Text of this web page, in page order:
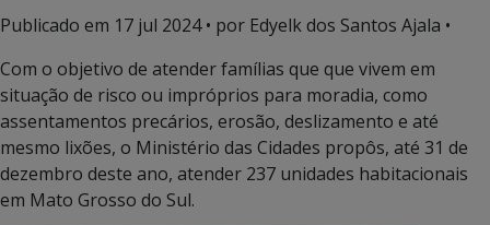
Publicado em 17 jul 2024• por Edyelk dos Santos Ajala •
Com o objetivo de atender famílias que que vivem em
situação de risco ou impróprios para moradia, como
assentamentos precários, erosão, deslizamento e até
mesmo lixões, o Ministério das Cidades propôs, até 31 de
dezembro deste ano, atender 237 unidades habitacionais
em Mato Grosso do Sul.